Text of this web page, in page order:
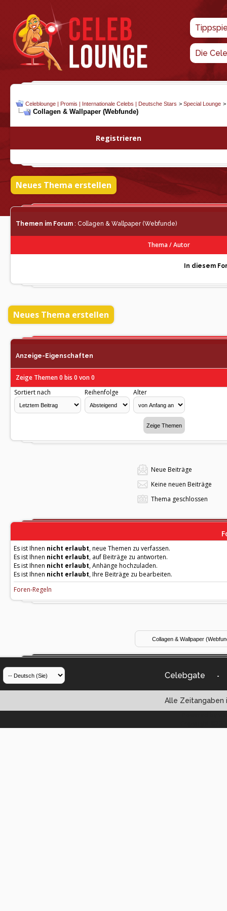
Die
Celeblounge | Promis | Internationale Celebs | Deutsche Stars > Special Lounge >
Collagen & Wallpaper (Webfunde)
Registrieren
Neues Thema erstellen
Themen im Forum : Collagen & Wallpaper (Webfunde)
Thema/Autor
In diesem
Neues Thema erstellen
Anzeige-Eigenschaften
Zeige Themen 0 bis 0 von 0
Sortiert nach
Reihenfolge Alter
Neue Beiträge
Keine neuen Beiträge
Thema geschlossen
Es ist Ihnen nicht erlaubt, neue Themen zu verfassen.
Es ist Ihnen nicht erlaubt, auf Beiträge zu antworten.
Es ist Ihnen nicht erlaubt, Anhänge hochzuladen.
Es ist Ihnen nicht erlaubt, Ihre Beiträge zu bearbeiten.
Foren-Regeln
Celebgate -
Alle Zeitangaben